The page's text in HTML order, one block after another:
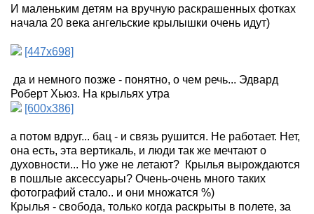
И маленьким детям на вручную раскрашенных фотках
начала 20 века ангельские крылышки очень идут)
[447x698]
да и немного позже - понятно, о чем речь... Эдвард
Роберт Хьюз. На крыльях утра
[600x386]
а потом вдруг... бац - и связь рушится. Не работает. Нет,
она есть, эта вертикаль, и люди так же мечтают о
духовности... Но уже не летают? Крылья вырождаются
в пошлые аксессуары? Очень-очень много таких
фотографий стало.. и они множатся %)
Крылья - свобода, только когда раскрыты в полете, за